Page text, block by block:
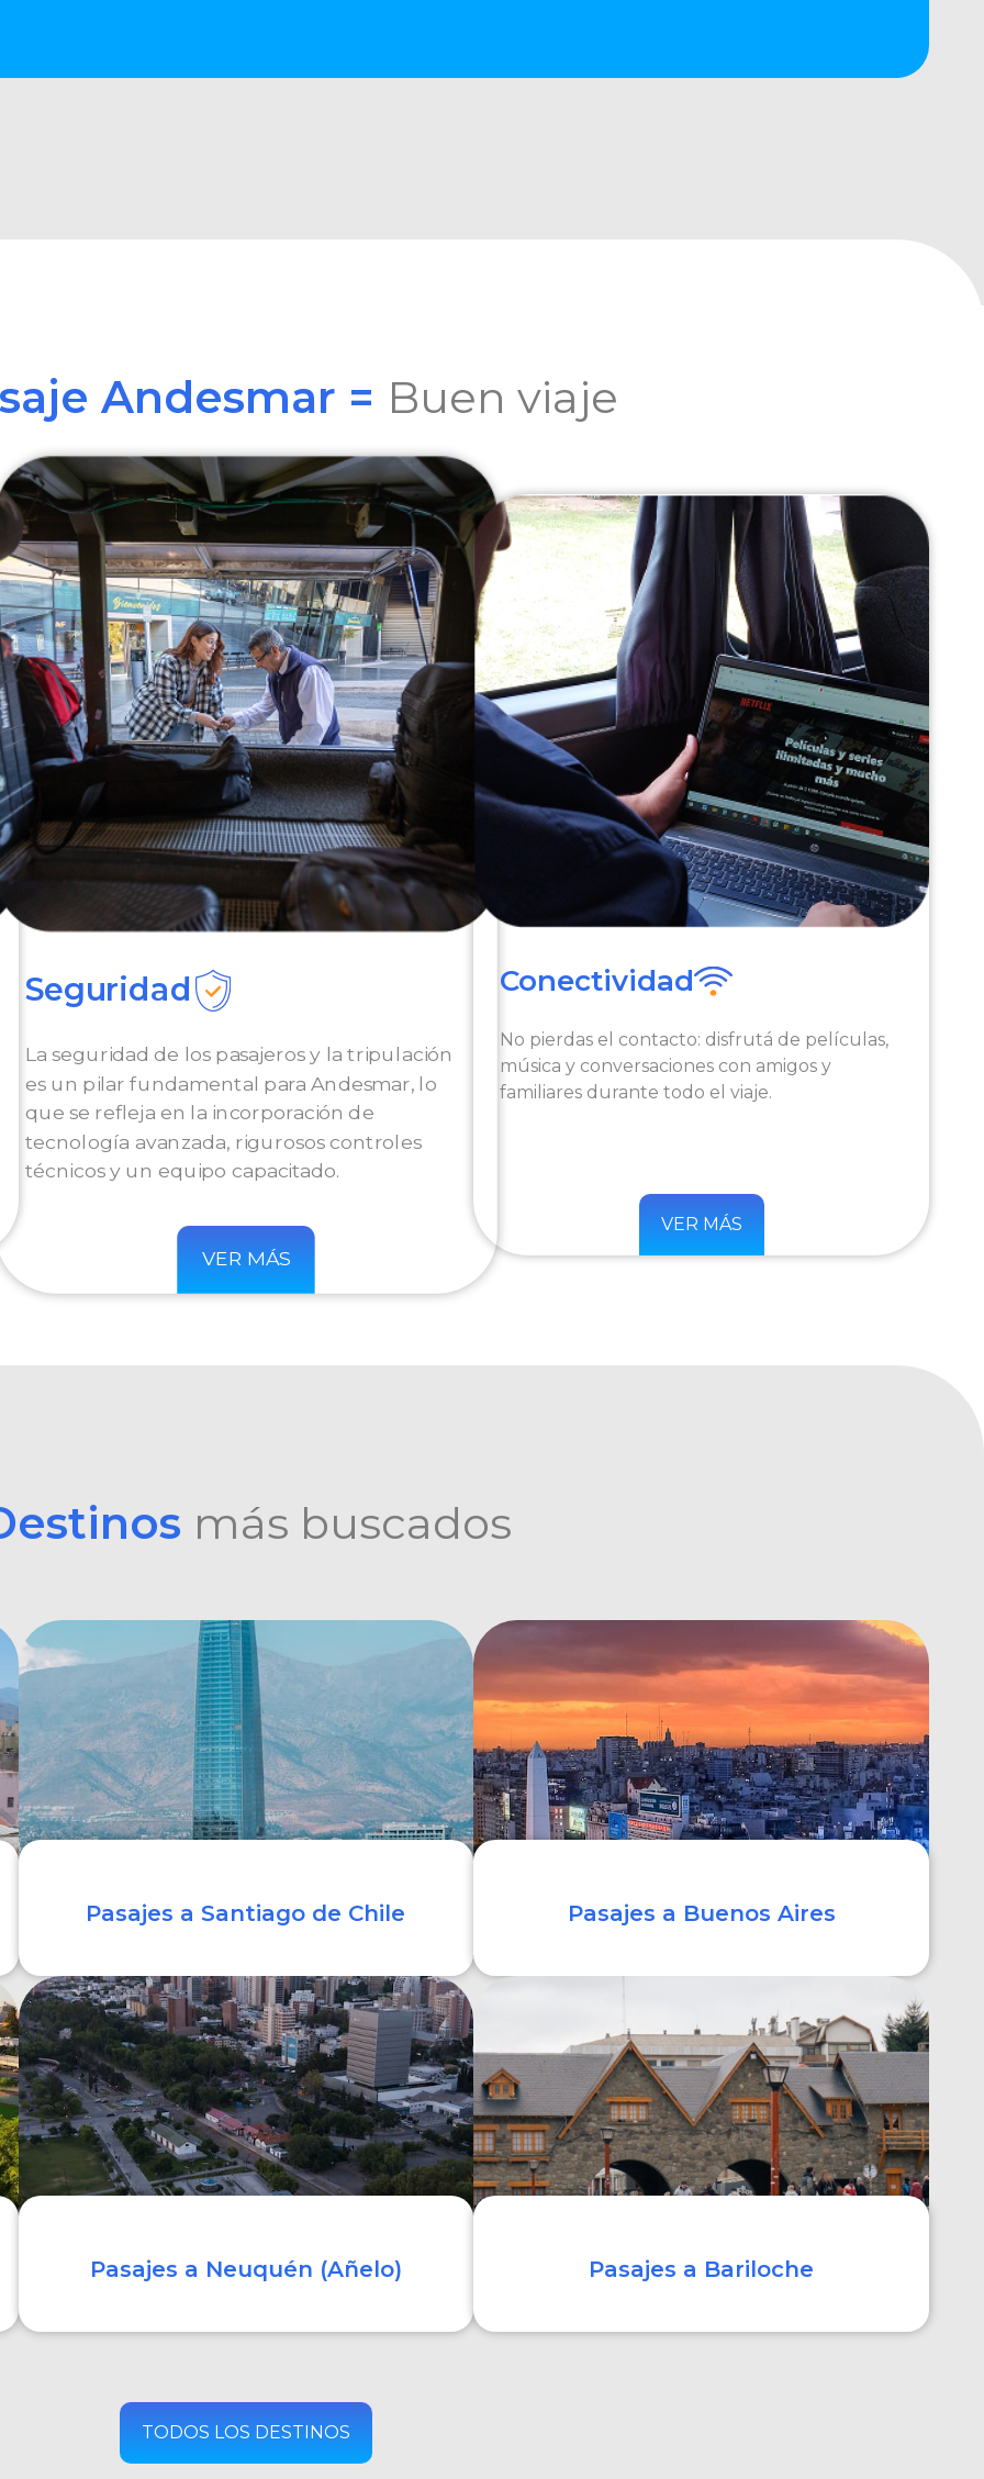
Andesmar = Buen viaje
Seguridad
La seguridad de los pasajeros y la tripulación
es un pilar fundamental para Andesmar, lo
que se refleja en la incorporación de
tecnología avanzada, rigurosos controles
técnicos y un equipo capacitado.
VER MÁS
Conectividad
No pierdas el contacto: disfrutá de películas,
música y conversaciones con amigos y
familiares durante todo el viaje.
VER MÁS
más buscados
Pasajes a Santiago de Chile
COMPRAR
Pasajes a Buenos Aires
Pasajes a Neuquén (Añelo) Pasajes a Bariloche
TODOS LOS DESTINOS